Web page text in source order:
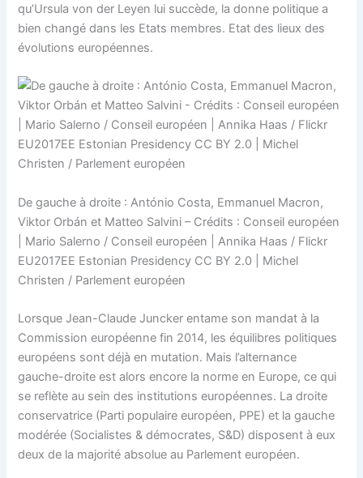
qu’Ursula von der Leyen lui succède, la donne politique a
bien changé dans les Etats membres. Etat des lieux des
évolutions européennes.
De gauche à droite : António Costa, Emmanuel Macron,
Viktor Orbán et Matteo Salvini – Crédits : Conseil européen
| Mario Salerno / Conseil européen | Annika Haas / Flickr
EU2017EE Estonian Presidency CC BY 2.0 | Michel
Christen / Parlement européen
Lorsque Jean-Claude Juncker entame son mandat à la
Commission européenne fin 2014, les équilibres politiques
européens sont déjà en mutation. Mais l’alternance
gauche-droite est alors encore la norme en Europe, ce qui
se reflète au sein des institutions européennes. La droite
conservatrice (Parti populaire européen, PPE) et la gauche
modérée (Socialistes & démocrates, S&D) disposent à eux
deux de la majorité absolue au Parlement européen.